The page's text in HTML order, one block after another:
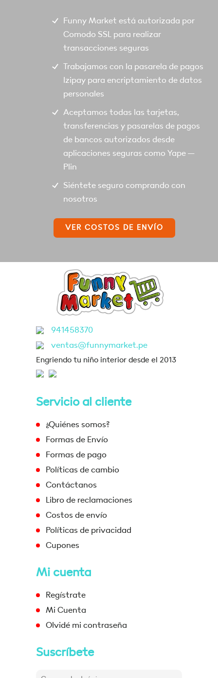
Funny Market está autorizada por
Comodo SSL para realizar
transacciones seguras
Trabajamos con la pasarela de pagos
Izipay para encriptamiento de datos
personales
Aceptamos todas las tarjetas,
transferencias y pasarelas de pagos
de bancos autorizados desde
aplicaciones seguras como Yape –
Plin
Siéntete seguro comprando con
nosotros
VER COSTOS DE ENVÍO
941458370
ventas@funnymarket.pe
Engriendo tu niño interior desde el 2013
Servicio al cliente
¿Quiénes somos?
Formas de Envío
Formas de pago
Políticas de cambio
Contáctanos
Libro de reclamaciones
Costos de envío
Políticas de privacidad
Cupones
Mi cuenta
Regístrate
Mi Cuenta
Olvidé mi contraseña
Suscríbete